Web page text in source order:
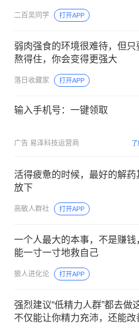
二百吴同学 打开APP
弱肉强食的环境很难待，但只
熬得住，你会变得更强大
落日收藏家 打开APP
输入手机号：一键领取
广告 易泽科技运营商
活得疲惫的时候，最好的解药
放下
高敏人群社 打开APP
一个人最大的本事，不是赚钱
能一寸一寸地救自己
狠人进化论 打开APP
强烈建议“低精力人群”都去做
不仅能让你精力充沛，还能改